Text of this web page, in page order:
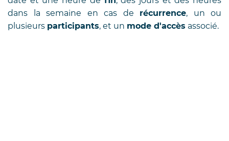
dans la semaine en cas de récurrence, un ou
plusieurs participants, et un mode d'accès associé.